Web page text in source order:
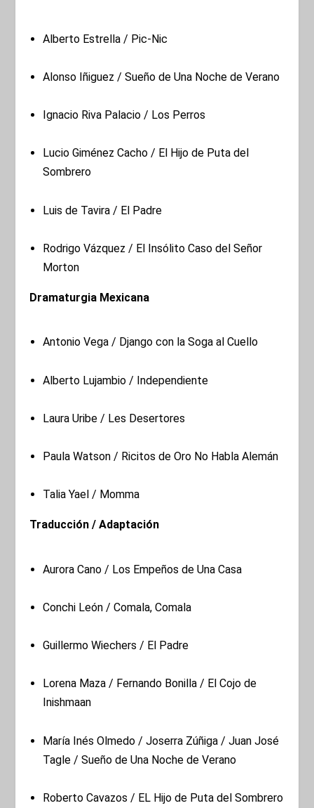
Alberto Estrella / Pic-Nic
Alonso Iñiguez / Sueño de Una Noche de Verano
Ignacio Riva Palacio / Los Perros
Lucio Giménez Cacho / El Hijo de Puta del
Sombrero
Luis de Tavira / El Padre
Rodrigo Vázquez / El Insólito Caso del Señor
Morton
Dramaturgia Mexicana
Antonio Vega / Django con la Soga al Cuello
Alberto Lujambio / Independiente
Laura Uribe / Les Desertores
Paula Watson / Ricitos de Oro No Habla Alemán
Talia Yael / Momma
Traducción / Adaptación
Aurora Cano / Los Empeños de Una Casa
Conchi León / Comala, Comala
Guillermo Wiechers / El Padre
Lorena Maza / Fernando Bonilla / El Cojo de
Inishmaan
María Inés Olmedo / Joserra Zúñiga / Juan José
Tagle / Sueño de Una Noche de Verano
Roberto Cavazos / EL Hijo de Puta del Sombrero